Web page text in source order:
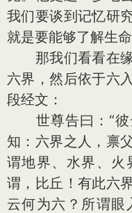
我们要谈到记忆研
就是要能够了解生
那我们看看在缘
六界，然后依于六
段经文：
世尊告曰：“彼
知：六界之人，禀
谓地界、水界、火
谓，比丘！有此六
云何为六？所谓眼